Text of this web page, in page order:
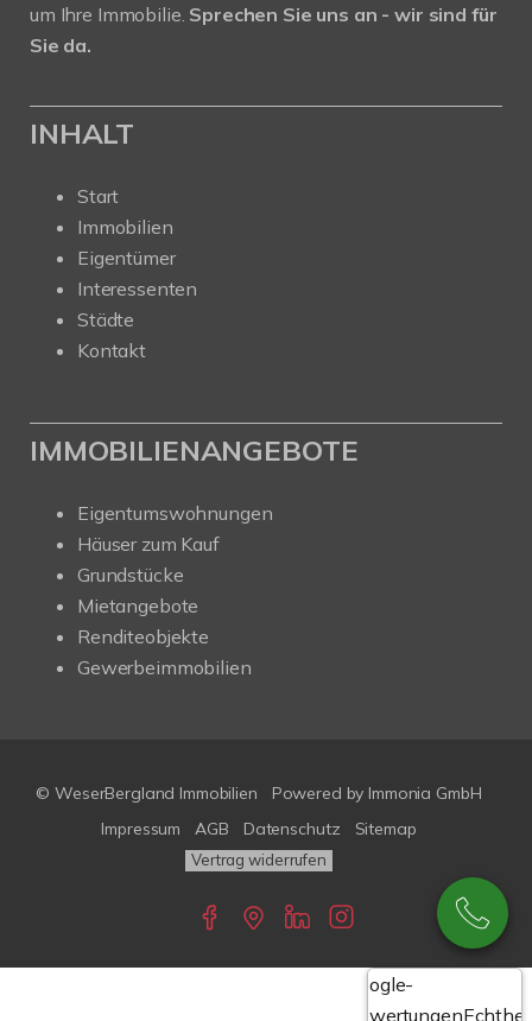
um Ihre Immobilie. Sprechen Sie uns an - wir sind für
Sie da.
INHALT
Start
Immobilien
Eigentümer
Interessenten
Städte
Kontakt
IMMOBILIENANGEBOTE
Eigentumswohnungen
Häuser zum Kauf
Grundstücke
Mietangebote
Renditeobjekte
Gewerbeimmobilien
© WeserBergland Immobilien Powered by Immonia GmbH
Impressum
AGB Datenschutz Sitemap
Vertrag widerrufen
Google-
Bewertungen